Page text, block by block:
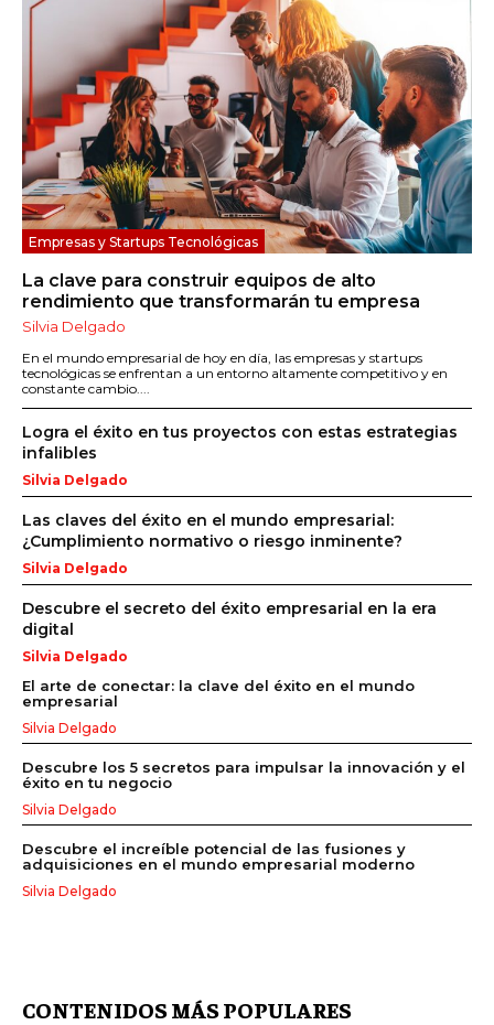
Empresas y Startups Tecnológicas
La clave para construir equipos de alto
rendimiento que transformarán tu empresa
Silvia Delgado
En el mundo empresarial de hoy en día, las empresas y startups
tecnológicas se enfrentan a un entorno altamente competitivo y en
constante cambio....
Logra el éxito en tus proyectos con estas estrategias
infalibles
Silvia Delgado
Las claves del éxito en el mundo empresarial:
¿Cumplimiento normativo o riesgo inminente?
Silvia Delgado
Descubre el secreto del éxito empresarial en la era
digital
Silvia Delgado
El arte de conectar: la clave del éxito en el mundo
empresarial
Silvia Delgado
Descubre los 5 secretos para impulsar la innovación y el
éxito en tu negocio
Silvia Delgado
Descubre el increíble potencial de las fusiones y
adquisiciones en el mundo empresarial moderno
Silvia Delgado
CONTENIDOS MÁS POPULARES